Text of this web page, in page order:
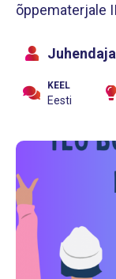
õppematerjale
KEEL
Eesti